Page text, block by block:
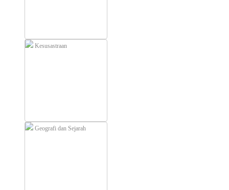
Kesusastraan
Geografi dan Sejarah